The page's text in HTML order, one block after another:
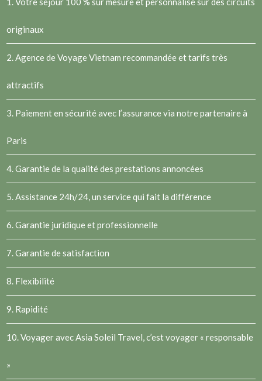
originaux
2.Agence de Voyage Vietnam recommandée et tarifs très
attractifs
3. Paiement en sécurité avec l’assurance via notre partenaire à
Paris
4. Garantie de la qualité des prestations annoncées
5. Assistance 24h/24, un service qui fait la différence
6. Garantie juridique et professionnelle
7. Garantie de satisfaction
8. Flexibilité
9. Rapidité
10. Voyager avec Asia Soleil Travel, c’est voyager « responsable
»